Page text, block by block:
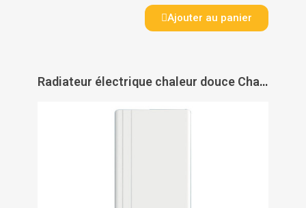
Ajouter au panier
Radiateur électrique chaleur douce Chamane vertical - INTUIS